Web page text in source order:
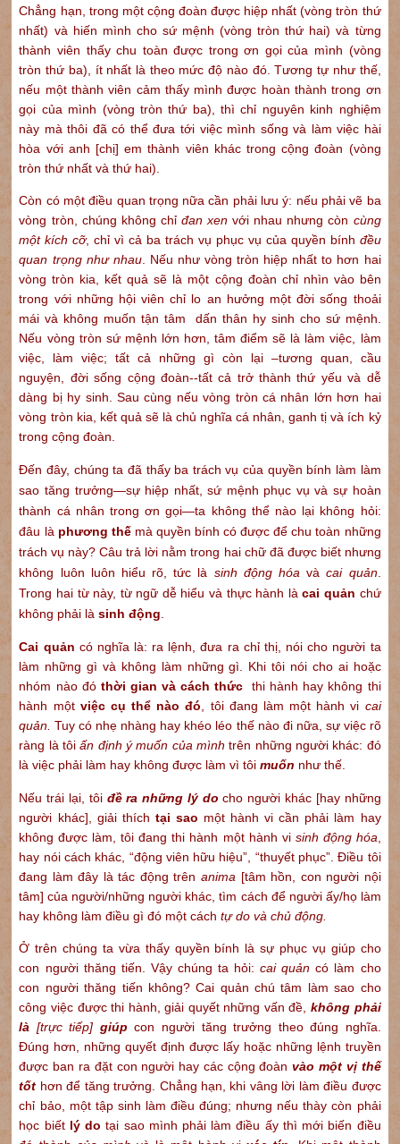
Chẳng hạn, trong một cộng đoàn được hiệp nhất (vòng tròn thứ
nhất) và hiến mình cho sứ mệnh (vòng tròn thứ hai) và từng
thành viên thấy chu toàn được trong ơn gọi của mình (vòng
tròn thứ ba), ít nhất là theo mức độ nào đó. Tương tự như thế,
nếu một thành viên cảm thấy mình được hoàn thành trong ơn
gọi của mình (vòng tròn thứ ba), thì chỉ nguyên kinh nghiệm
này mà thôi đã có thể đưa tới việc mình sống và làm việc hài
hòa với anh [chị] em thành viên khác trong cộng đoàn (vòng
tròn thứ nhất và thứ hai).
Còn có một điều quan trọng nữa cần phải lưu ý: nếu phải vẽ ba
vòng tròn, chúng không chỉ đan xen với nhau nhưng còn cùng
một kích cỡ, chỉ vì cả ba trách vụ phục vụ của quyền bính đều
quan trọng như nhau. Nếu như vòng tròn hiệp nhất to hơn hai
vòng tròn kia, kết quả sẽ là một cộng đoàn chỉ nhìn vào bên
trong với những hội viên chỉ lo an hưởng một đời sống thoải
mái và không muốn tận tâm dấn thân hy sinh cho sứ mệnh.
Nếu vòng tròn sứ mệnh lớn hơn, tâm điểm sẽ là làm việc, làm
việc, làm việc; tất cả những gì còn lại –tương quan, cầu
nguyện, đời sống cộng đoàn--tất cả trở thành thứ yếu và dễ
dàng bị hy sinh. Sau cùng nếu vòng tròn cá nhân lớn hơn hai
vòng tròn kia, kết quả sẽ là chủ nghĩa cá nhân, ganh tị và ích kỷ
trong cộng đoàn.
Đến đây, chúng ta đã thấy ba trách vụ của quyền bính làm làm
sao tăng trưởng—sự hiệp nhất, sứ mệnh phục vụ và sự hoàn
thành cá nhân trong ơn gọi—ta không thể nào lại không hỏi:
đâu là phương thếmà quyền bính có được để chu toàn những
trách vụ này? Câu trả lời nằm trong hai chữ đã được biết nhưng
không luôn luôn hiểu rõ, tức là sinh động hóavàcai quản.
Trong hai từ này, từ ngữ dễ hiểu và thực hành làcai quản chứ
không phải làsinh động
Cai quản có nghĩa là: ra lệnh, đưa ra chỉ thị, nói cho người ta
làm những gì và không làm những gì. Khi tôi nói cho ai hoặc
nhóm nào đó thời gian và cách thức thi hành hay không thi
hành một việc cụ thể nào đó , tôi đang làm một hành vi cai
quản. Tuy có nhẹ nhàng hay khéo léo thế nào đi nữa, sự việc rõ
ràng là tôiấn định ý muốn của mình trên những người khác: đó
là việc phải làm hay không được làm vì tôimuốn như thế.
Nếu trái lại, tôi đề ra những lý do cho người khác [hay những
người khác], giải thích tại sao một hành vi cần phải làm hay
không được làm, tôi đang thi hành một hành vi sinh động hóa
hay nói cách khác, “động viên hữu hiệu”, “thuyết phục”. Điều tôi
đang làm đây là tác động trênanima [tâm hồn, con người nội
tâm] của người/những người khác, tìm cách để người ấy/họ làm
hay không làm điều gì đó một cáchtự do và chủ động.
Ở trên chúng ta vừa thấy quyền bính là sự phục vụ giúp cho
con người thăng tiến. Vậy chúng ta hỏi:cai quảncó làm cho
con người thăng tiến không? Cai quản chú tâm làm sao cho
công việc được thi hành, giải quyết những vấn đề, không phải
là [trực tiếp] giúp con người tăng trưởng theo đúng nghĩa.
Đúng hơn, những quyết định được lấy hoặc những lệnh truyền
được ban ra đặt con người hay các cộng đoànvào một vị thế
tốt hơn để tăng trưởng. Chẳng hạn, khi vâng lời làm điều được
chỉ bảo, một tập sinh làm điều đúng; nhưng nếu thày còn phải
học biết lý dotại sao mình phải làm điều ấy thì mới biến điều